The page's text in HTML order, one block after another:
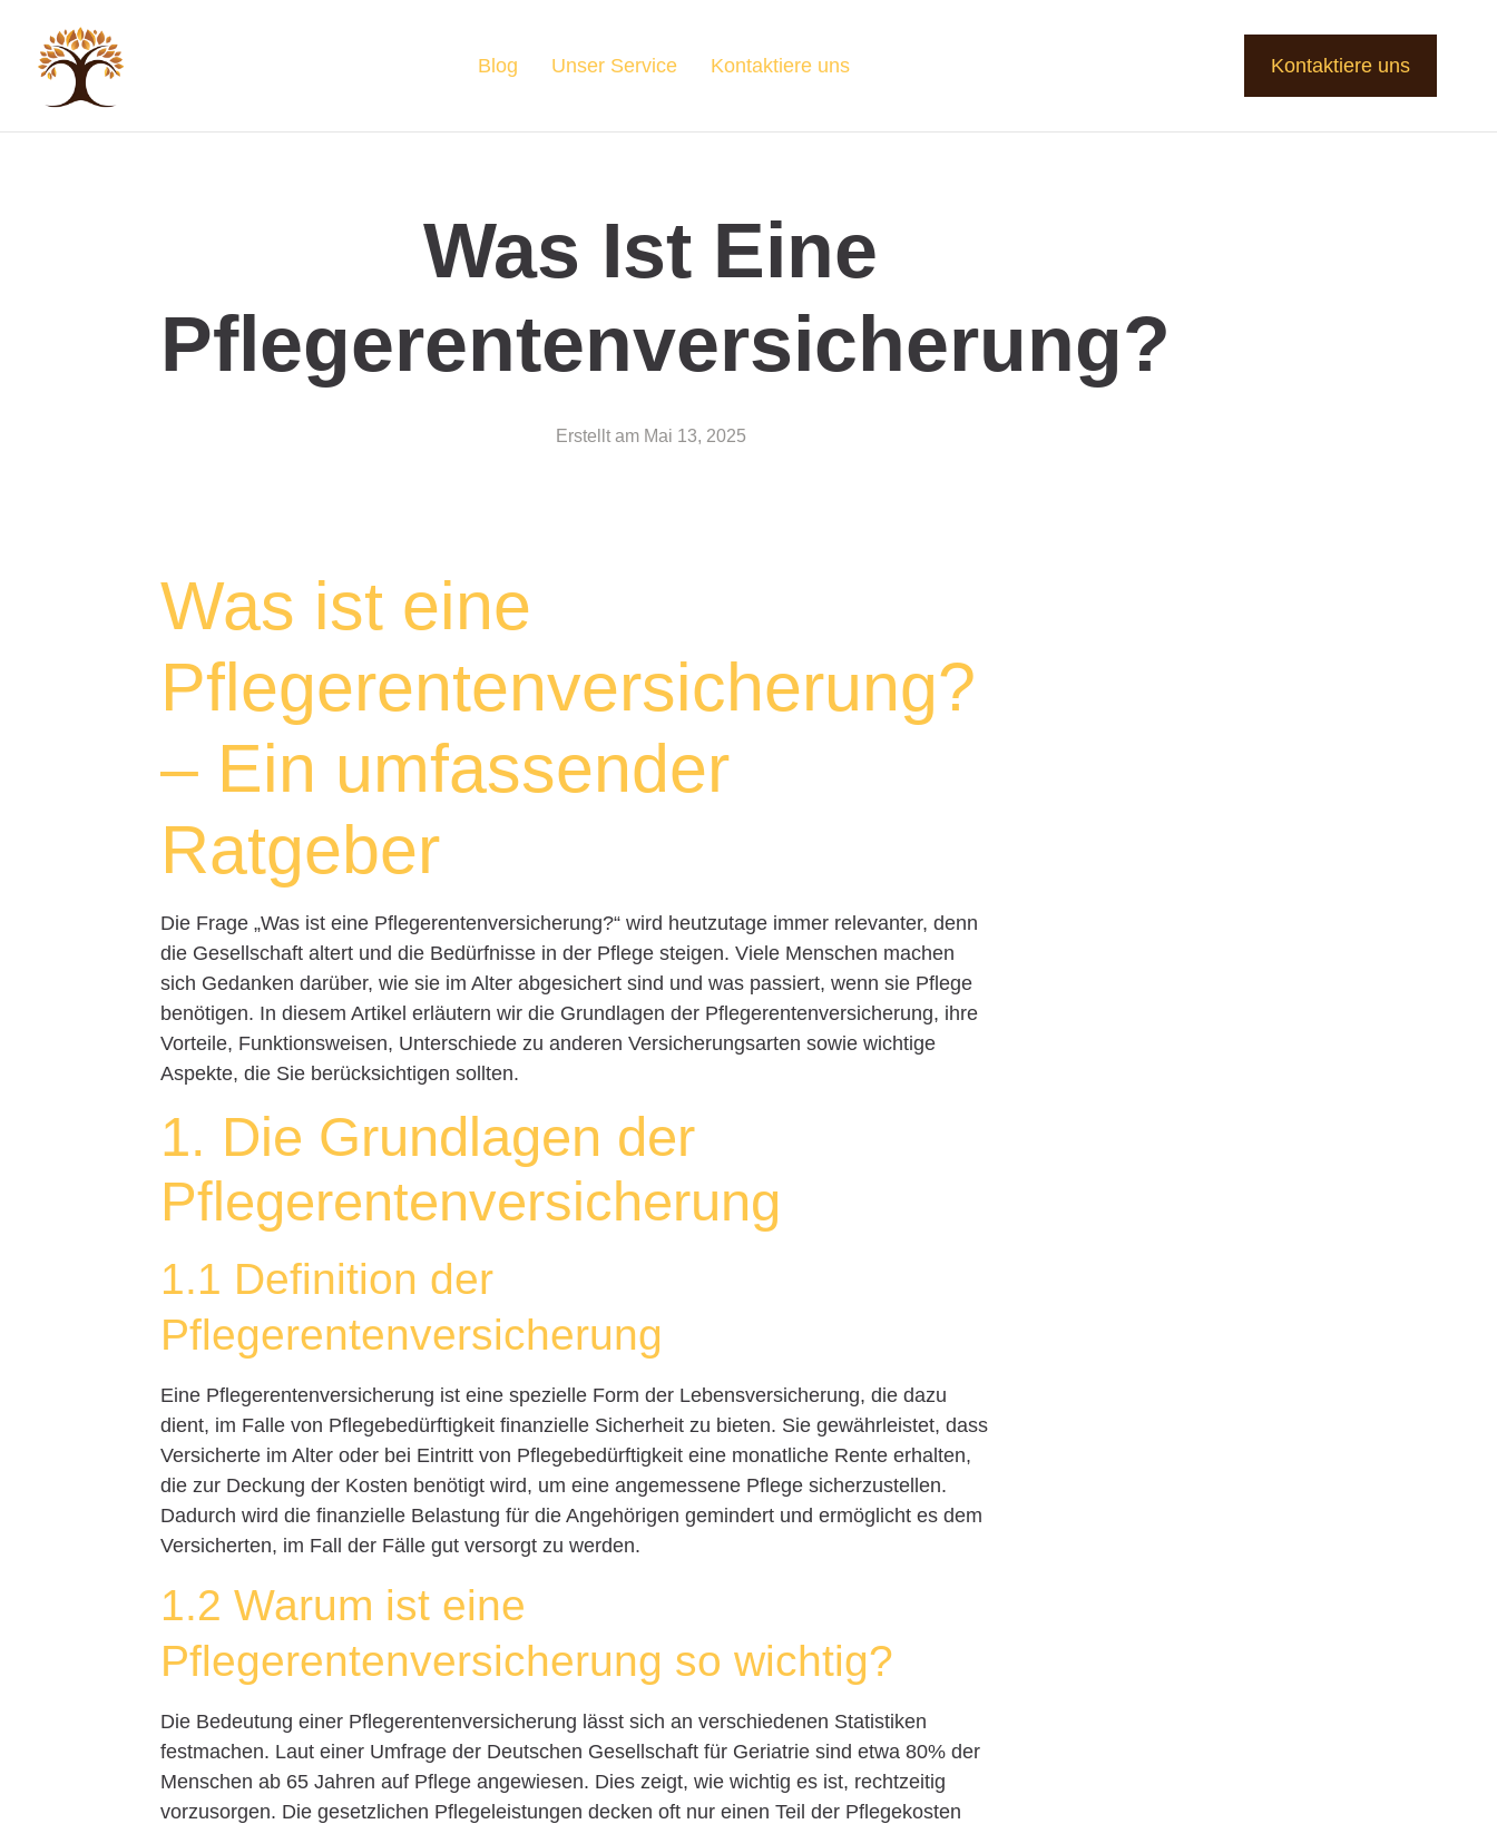
Blog Unser Service Kontaktiere uns Kontaktiere uns
Was Ist Eine
Pflegerentenversicherung?
Erstellt am Mai 13, 2025
Was ist eine
Pflegerentenversicherung?
– Ein umfassender
Ratgeber
Die Frage „Was ist eine Pflegerentenversicherung?“ wird heutzutage immer relevanter, denn
die Gesellschaft altert und die Bedürfnisse in der Pflege steigen. Viele Menschen machen
sich Gedanken darüber, wie sie im Alter abgesichert sind und was passiert, wenn sie Pflege
benötigen. In diesem Artikel erläutern wir die Grundlagen der Pflegerentenversicherung, ihre
Vorteile, Funktionsweisen, Unterschiede zu anderen Versicherungsarten sowie wichtige
Aspekte, die Sie berücksichtigen sollten.
1. Die Grundlagen der
Pflegerentenversicherung
1.1 Definition der
Pflegerentenversicherung
Eine Pflegerentenversicherung ist eine spezielle Form der Lebensversicherung, die dazu
dient, im Falle von Pflegebedürftigkeit finanzielle Sicherheit zu bieten. Sie gewährleistet, dass
Versicherte im Alter oder bei Eintritt von Pflegebedürftigkeit eine monatliche Rente erhalten,
die zur Deckung der Kosten benötigt wird, um eine angemessene Pflege sicherzustellen.
Dadurch wird die finanzielle Belastung für die Angehörigen gemindert und ermöglicht es dem
Versicherten, im Fall der Fälle gut versorgt zu werden.
1.2 Warum ist eine
Pflegerentenversicherung so wichtig?
Die Bedeutung einer Pflegerentenversicherung lässt sich an verschiedenen Statistiken
festmachen. Laut einer Umfrage der Deutschen Gesellschaft für Geriatrie sind etwa 80% der
Menschen ab 65 Jahren auf Pflege angewiesen. Dies zeigt, wie wichtig es ist, rechtzeitig
vorzusorgen. Die gesetzlichen Pflegeleistungen decken oft nur einen Teil der Pflegekosten